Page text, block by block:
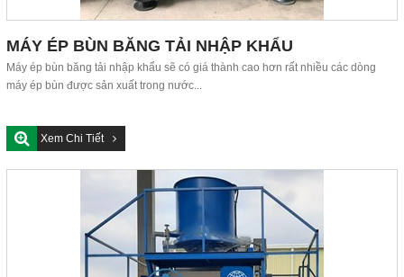
MÁY ÉP BÙN BĂNG TẢI NHẬP KHẨU
Máy ép bùn băng tải nhập khẩu sẽ có giá thành cao hơn rất nhiều các dòng
máy ép bùn được sản xuất trong nước...
Xem Chi Tiết